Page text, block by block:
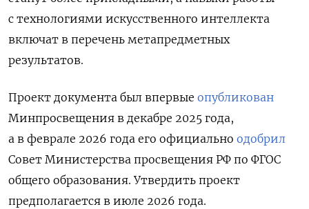
с технологиями искусственного интеллекта
включат в перечень метапредметных
результатов.
Проект документа был впервые опубликован
Минпросвещения в декабре 2025 года,
а в феврале 2026 года его официально одобрил
Совет Министерства просвещения РФ по ФГОС
общего образования. Утвердить проект
предполагается в июле 2026 года.